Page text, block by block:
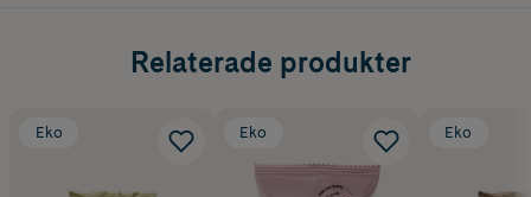
Relaterade produkter
Eko Eko Eko